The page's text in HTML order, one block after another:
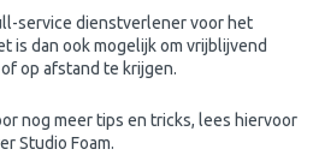
service dienstverlener voor het
is dan ook mogelijk om vrijblijvend
op afstand te krijgen.
nog meer tips en tricks, lees hiervoor
Studio Foam.